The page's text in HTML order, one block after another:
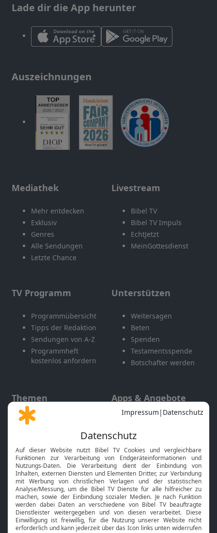
Lade dir die App herunter
Auszeichnungen
Mediathek
Mehr entdecken
Exklusiv
Genres
Alle Sendungen
Letzte Chance
Livestream
Bibel TV
Bibel TV Impuls
EchtJetzt
MeinGottesdienst
TV Programm
Programmübersicht
Tipps der Redaktion
Sendungen von A-Z
Programmheft
kostenlos anfordern
Unterstützen
Weitersagen
Beten
Spenden
Testamentsspende
Botschafter werden
Themen
Gott und Bibel erklärt
Neuigkeiten
Apps & Angebote
Mobile App
Smart TV
HbbTV
Bibelthek Online-Bibel
Nächster Gottesdienst
Bibel TV Service